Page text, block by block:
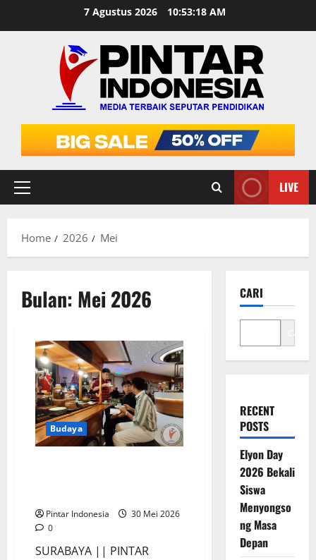
7 Agustus 2026 10:53:19 AM
Primary
LIVE
Home 2026 Mei
Bulan: Mei 2026
Budaya
Pintar Indonesia
30 Mei 2026
0
SURABAYA || PINTAR
CARI
Cari
RECENT
POSTS
Elyon Day
2026 Bekali
Siswa
Menyongso
ng Masa
Depan